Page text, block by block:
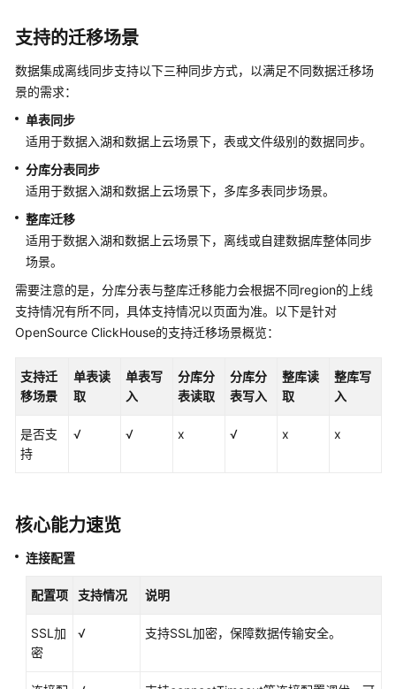
数
源
数
源
的
持
DLI
数
源
Oracle
数
HANA
支持的迁移场景
数据集成离线同步支持以下三种同步方式，以满足不同数据迁移场
景的需求：
单表同步
适用于数据入湖和数据上云场景下，表或文件级别的数据同步。
分库分表同步
适用于数据入湖和数据上云场景下，多库多表同步场景。
整库迁移
适用于数据入湖和数据上云场景下，离线或自建数据库整体同步
场景。
需要注意的是，分库分表与整库迁移能力会根据不同region的上线
支持情况有所不同，具体支持情况以页面为准。以下是针对
OpenSource ClickHouse的支持迁移场景概览：
支持迁
移场景
单表读
取
单表写
入
分库分
表读取
分库分
表写入
整库读
取
整库写
入
是否支
持
√ √ x √ x x
核心能力速览
连接配置
配置项 支持情况 说明
SSL加
密
√ 支持SSL加密，保障数据传输安全。